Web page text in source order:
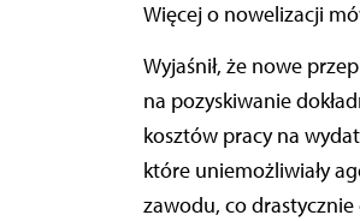
Więcej o nowelizacji
Wyjaśnił, że nowe
na pozyskiwanie
kosztów pracy na
które uniemożliwiały
zawodu, co drastycznie